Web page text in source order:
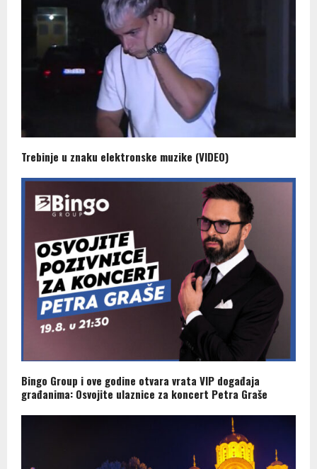
Trebinje u znaku elektronske muzike (VIDEO)
Bingo Group i ove godine otvara vrata VIP događaja
građanima: Osvojite ulaznice za koncert Petra Graše